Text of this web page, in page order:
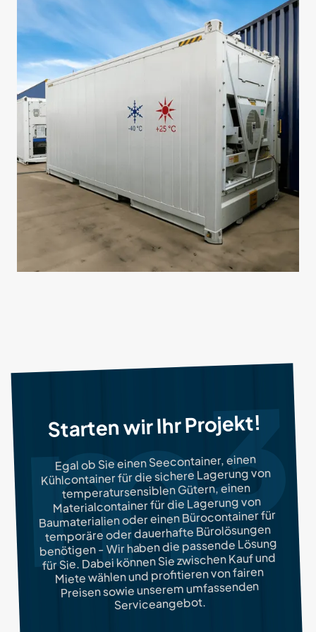
Starten wir Ihr Projekt!
Egal ob Sie einen Seecontainer, einen
Kühlcontainer für die sichere Lagerung von
temperatursensiblen Gütern, einen
Materialcontainer für die Lagerung von
Baumaterialien oder einen Bürocontainer für
temporäre oder dauerhafte Bürolösungen
benötigen - Wir haben die passende Lösung
für Sie. Dabei können Sie zwischen Kauf und
Miete wählen und profitieren von fairen
Preisen sowie unserem umfassenden
Serviceangebot.